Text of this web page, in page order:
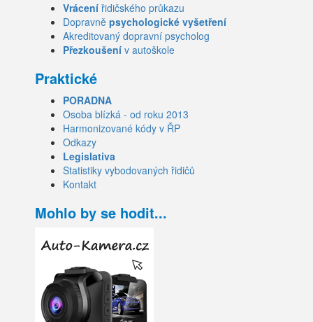
Vrácení řidičského průkazu
Dopravně psychologické vyšetření
Akreditovaný dopravní psycholog
Přezkoušení v autoškole
Praktické
PORADNA
Osoba blízká - od roku 2013
Harmonizované kódy v ŘP
Odkazy
Legislativa
Statistiky vybodovaných řidičů
Kontakt
Mohlo by se hodit...